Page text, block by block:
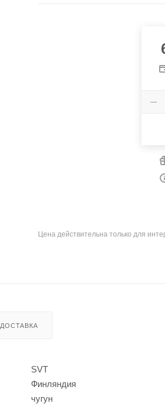
Цена действительна только для
ДОСТАВКА
SVT
Финляндия
чугун